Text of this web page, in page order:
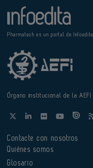
Pharmatech es un portal de Infoedita
Órgano institucional de la AEFI
Contacte con nosotros
Quiénes somos
Glosario